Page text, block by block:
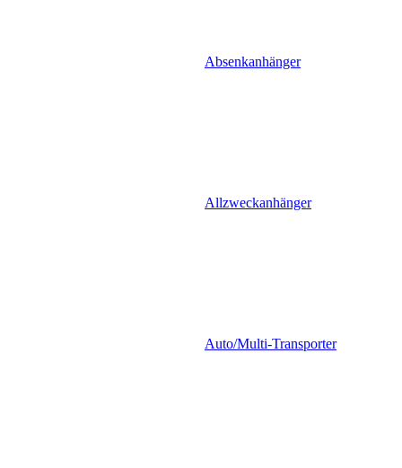
Absenkanhänger
Allzweckanhänger
Auto/Multi-Transporter